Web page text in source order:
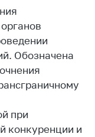
Обозначена
при
конкуренции и